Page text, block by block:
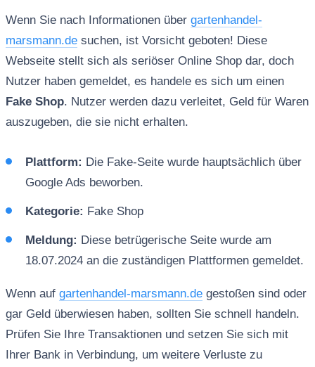
Wenn Sie nach Informationen über gartenhandel-
marsmann.desuchen, ist Vorsicht geboten! Diese
Webseite stellt sich als seriöser Online Shop dar, doch
Nutzer haben gemeldet, es handele es sich um einen
Fake Shop. Nutzer werden dazu verleitet, Geld für Waren
auszugeben, die sie nicht erhalten.
Plattform: Die Fake-Seite wurde hauptsächlich über
Google Ads beworben.
Kategorie: Fake Shop
Meldung: Diese betrügerische Seite wurde am
18.07.2024 an die zuständigen Plattformen gemeldet.
Wenn auf gartenhandel-marsmann.degestoßen sind oder
gar Geld überwiesen haben, sollten Sie schnell handeln.
Prüfen Sie Ihre Transaktionen und setzen Sie sich mit
Ihrer Bank in Verbindung, um weitere Verluste zu